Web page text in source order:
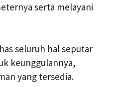
serta melayani
seluruh hal seputar
keunggulannya,
yang tersedia.